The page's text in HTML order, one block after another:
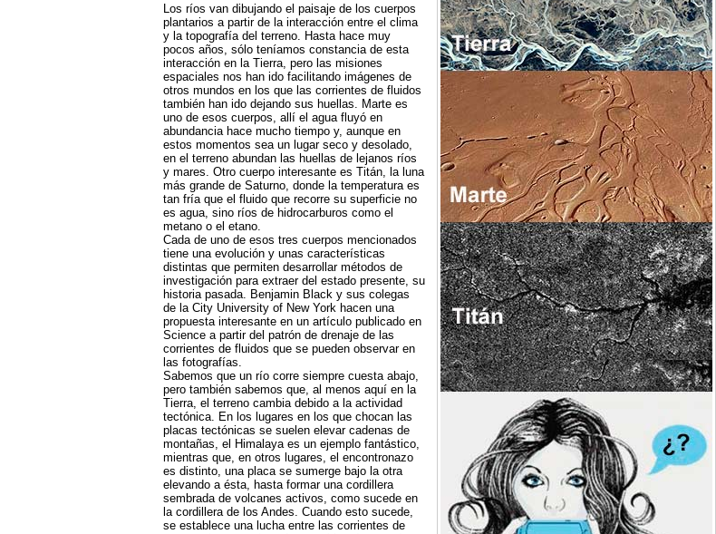
Los ríos van dibujando el paisaje de los cuerpos
plantarios a partir de la interacción entre el clima
y la topografía del terreno. Hasta hace muy
pocos años, sólo teníamos constancia de esta
interacción en la Tierra, pero las misiones
espaciales nos han ido facilitando imágenes de
otros mundos en los que las corrientes de fluidos
también han ido dejando sus huellas. Marte es
uno de esos cuerpos, allí el agua fluyó en
abundancia hace mucho tiempo y, aunque en
estos momentos sea un lugar seco y desolado,
en el terreno abundan las huellas de lejanos ríos
y mares. Otro cuerpo interesante es Titán, la luna
más grande de Saturno, donde la temperatura es
tan fría que el fluido que recorre su superficie no
es agua, sino ríos de hidrocarburos como el
metano o el etano.
Cada de uno de esos tres cuerpos mencionados
tiene una evolución y unas características
distintas que permiten desarrollar métodos de
investigación para extraer del estado presente, su
historia pasada. Benjamin Black y sus colegas
de la City University of New York hacen una
propuesta interesante en un artículo publicado en
Science a partir del patrón de drenaje de las
corrientes de fluidos que se pueden observar en
las fotografías.
Sabemos que un río corre siempre cuesta abajo,
pero también sabemos que, al menos aquí en la
Tierra, el terreno cambia debido a la actividad
tectónica. En los lugares en los que chocan las
placas tectónicas se suelen elevar cadenas de
montañas, el Himalaya es un ejemplo fantástico,
mientras que, en otros lugares, el encontronazo
es distinto, una placa se sumerge bajo la otra
elevando a ésta, hasta formar una cordillera
sembrada de volcanes activos, como sucede en
la cordillera de los Andes. Cuando esto sucede,
se establece una lucha entre las corrientes de